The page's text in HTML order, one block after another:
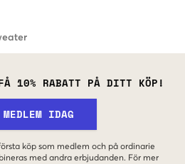
10% RABATT PÅ DITT KÖP!
IDAG
köp som medlem och på ordinarie
med andra erbjudanden. För mer